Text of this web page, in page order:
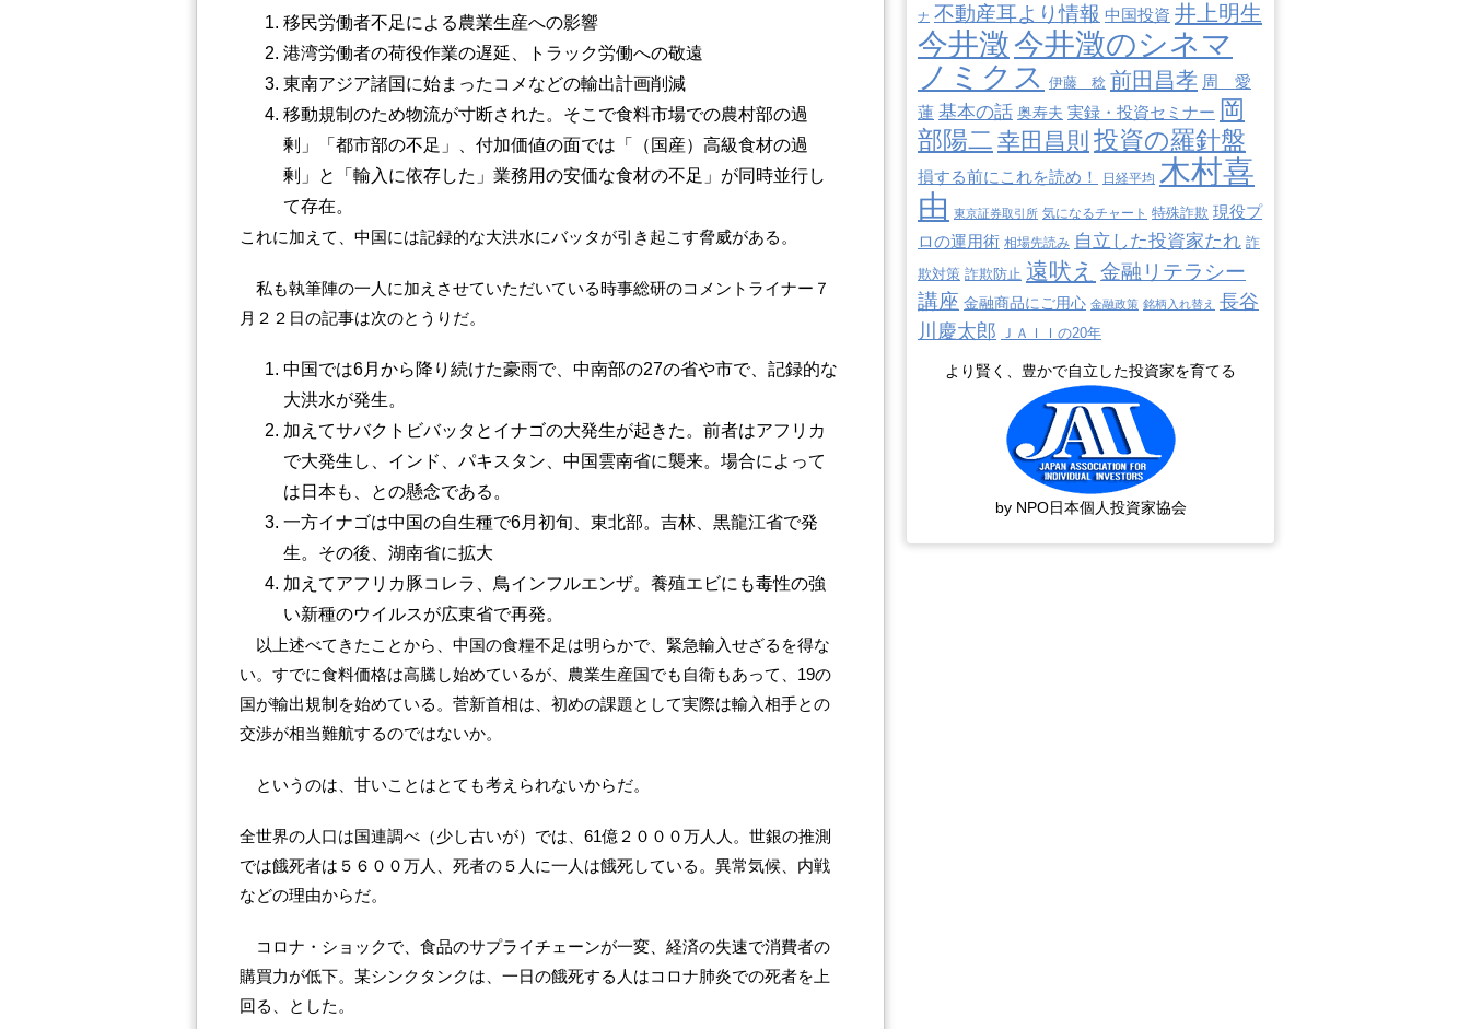
移民労働者不足による農業生産への影響
港湾労働者の荷役作業の遅延、トラック労働への敬遠
東南アジア諸国に始まったコメなどの輸出計画削減
移動規制のため物流が寸断された。そこで食料市場での農村部の過
剰」「都市部の不足」、付加価値の面では「（国産）高級食材の過
剰」と「輸入に依存した」業務用の安価な食材の不足」が同時並行し
て存在。
これに加えて、中国には記録的な大洪水にバッタが引き起こす脅威がある。
私も執筆陣の一人に加えさせていただいている時事総研のコメントライナー７
月２２日の記事は次のとうりだ。
中国では6月から降り続けた豪雨で、中南部の27の省や市で、記録的な
大洪水が発生。
加えてサバクトビバッタとイナゴの大発生が起きた。前者はアフリカ
で大発生し、インド、パキスタン、中国雲南省に襲来。場合によって
は日本も、との懸念である。
一方イナゴは中国の自生種で6月初旬、東北部。吉林、黒龍江省で発
生。その後、湖南省に拡大
加えてアフリカ豚コレラ、鳥インフルエンザ。養殖エビにも毒性の強
い新種のウイルスが広東省で再発。
以上述べてきたことから、中国の食糧不足は明らかで、緊急輸入せざるを得な
い。すでに食料価格は高騰し始めているが、農業生産国でも自衛もあって、19の
国が輸出規制を始めている。菅新首相は、初めの課題として実際は輸入相手との
交渉が相当難航するのではないか。
というのは、甘いことはとても考えられないからだ。
全世界の人口は国連調べ（少し古いが）では、61億２０００万人人。世銀の推測
では餓死者は５６００万人、死者の５人に一人は餓死している。異常気候、内戦
などの理由からだ。
コロナ・ショックで、食品のサプライチェーンが一変、経済の失速で消費者の
購買力が低下。某シンクタンクは、一日の餓死する人はコロナ肺炎での死者を上
回る、とした。
ナ 不動産耳より情報 中国投資 井上明生
今井澂今井澂のシネマ
ノミクス 伊藤 稔 前田昌孝 周 愛
蓮 基本の話 奥寿夫 実録・投資セミナー 岡
部陽二 幸田昌則 投資の羅針盤
損する前にこれを読め！ 日経平均 木村喜
由 東京証券取引所 気になるチャート 特殊詐欺 現役プ
ロの運用術 相場先読み 自立した投資家たれ 詐
欺対策 詐欺防止 遠吠え 金融リテラシー
講座 金融商品にご用心 金融政策 銘柄入れ替え
長谷
川慶太郎 ＪＡＩＩの20年
より賢く、豊かで自立した投資家を育てる
by NPO日本個人投資家協会